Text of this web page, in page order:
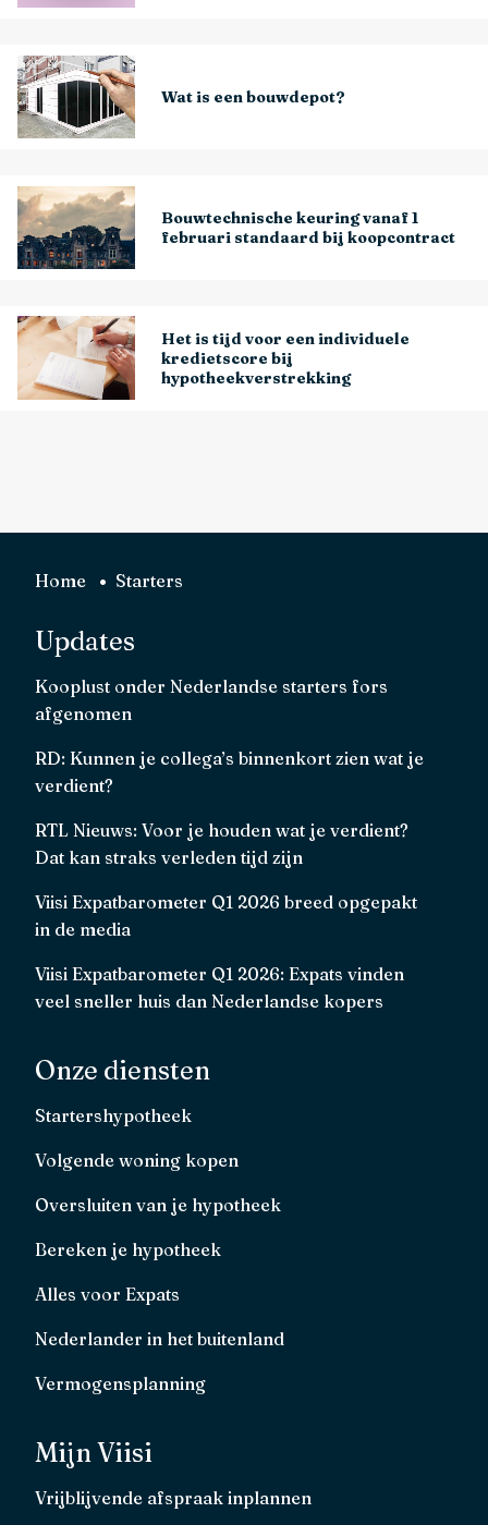
Wat is een bouwdepot?
Bouwtechnische keuring vanaf 1
februari standaard bij koopcontract
Het is tijd voor een individuele
kredietscore bij
hypotheekverstrekking
Home Starters
Updates
Kooplust onder Nederlandse starters fors
afgenomen
RD: Kunnen je collega’s binnenkort zien wat je
verdient?
RTL Nieuws: Voor je houden wat je verdient?
Dat kan straks verleden tijd zijn
Viisi Expatbarometer Q1 2026 breed opgepakt
in de media
Viisi Expatbarometer Q1 2026: Expats vinden
veel sneller huis dan Nederlandse kopers
Onze diensten
Startershypotheek
Volgende woning kopen
Oversluiten van je hypotheek
Bereken je hypotheek
Alles voor Expats
Nederlander in het buitenland
Vermogensplanning
Mijn Viisi
Vrijblijvende afspraak inplannen